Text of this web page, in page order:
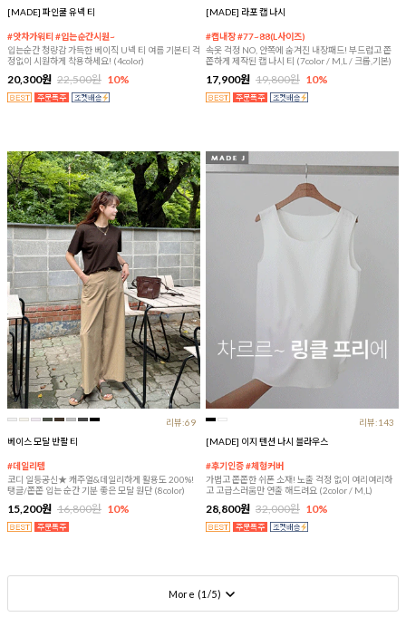
[MADE] 파인쿨 유넥 티
#앗차가워티 #입는순간시원~
입는순간 청량감 가득한 베이직 U넥 티 여름 기본티 걱
정없이 시원하게 착용하세요! (4color)
20,300원 22,500원 10%
[MADE] 라포 캡 나시
#캡내장 #77~88(L사이즈)
속옷 걱정 NO, 안쪽에 숨겨진 내장패드! 부드럽고 쫀
쫀하게 제작된 캡 나시 티 (7color / M,L / 크롭,기본)
17,900원 19,800원 10%
리뷰:69
베이스 모달 반팔 티
#데일리템
코디 일등공신★ 캐주얼&데일리하게 활용도 200%!
탱글/쫀쫀 입는 순간 기분 좋은 모달 원단 (8color)
15,200원 16,800원 10%
리뷰:143
[MADE] 이지 텐션 나시 블라우스
#후기인증 #체형커버
가볍고 쫀쫀한 쉬폰 소재! 노출 걱정 없이 여리여리하
고 고급스러움만 연출 해드려요 (2color / M,L)
28,800원 32,000원 10%
More (1 /5)